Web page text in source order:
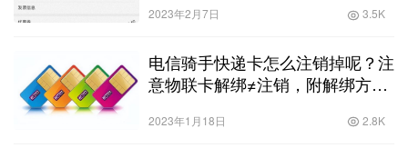
2023年2月7日 3.5K
电信骑手快递卡怎么注销掉呢？注
意物联卡解绑≠注销，附解绑方式
2023年1月18日 2.8K